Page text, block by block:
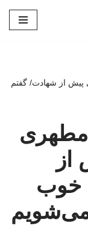
پیش از شهادت/ گفتم
مطهری
از
خوب